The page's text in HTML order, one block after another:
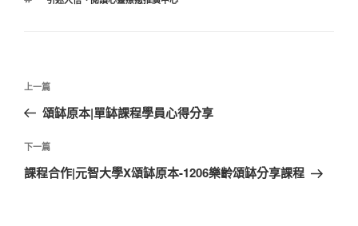
文
導
覽
上
一
文
章
上一篇
頌缽原本|單缽課程學員心得分享
下
一
下一篇
課程合作|元智大學X頌缽原本-1206樂齡頌缽分享課程